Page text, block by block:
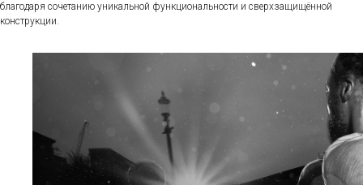
благодаря сочетанию уникальной функциональности и сверхзащищённой
конструкции.